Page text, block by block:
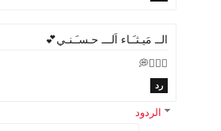
الــ مَيـثـَـاء اَلـــ حـسـَـنـي💕
🙇🏻‍♀️💭
رد
الردود